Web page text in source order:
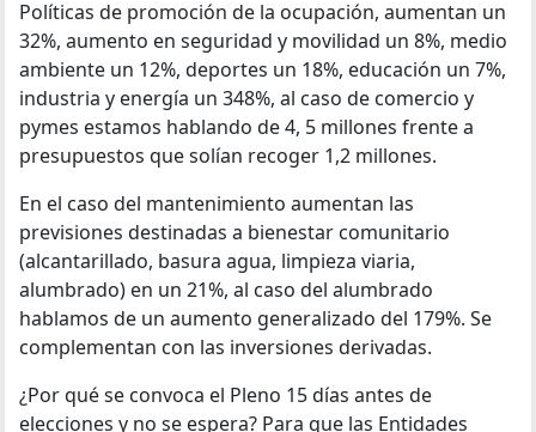
Políticas de promoción de la ocupación, aumentan un
32%, aumento en seguridad y movilidad un 8%, medio
ambiente un 12%, deportes un 18%, educación un 7%,
industria y energía un 348%, al caso de comercio y
pymes estamos hablando de 4, 5 millones frente a
presupuestos que solían recoger 1,2 millones.
En el caso del mantenimiento aumentan las
previsiones destinadas a bienestar comunitario
(alcantarillado, basura agua, limpieza viaria,
alumbrado) en un 21%, al caso del alumbrado
hablamos de un aumento generalizado del 179%. Se
complementan con las inversiones derivadas.
¿Por qué se convoca el Pleno 15 días antes de
elecciones y no se espera? Para que las Entidades